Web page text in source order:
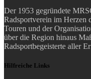
Der 1953 gegründete
Radsportverein im Herzen
Touren und der
über die Region hinaus
Radsportbegeisterte aller
Hilfreiche Links